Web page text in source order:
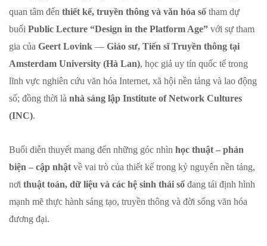
quan tâm đến thiết kế, truyền thông và văn hóa số tham dự
buổi Public Lecture “Design in the Platform Age” với sự tham
gia của Geert Lovink — Giáo sư, Tiến sĩ Truyền thông tại
Amsterdam University (Hà Lan), học giả uy tín quốc tế trong
lĩnh vực nghiên cứu văn hóa Internet, xã hội nền tảng và lao động
số; đồng thời là nhà sáng lập Institute of Network Cultures
(INC).
Buổi diễn thuyết mang đến những góc nhìn học thuật – phản
biện – cập nhật về vai trò của thiết kế trong kỷ nguyên nền tảng,
nơi thuật toán, dữ liệu và các hệ sinh thái số đang tái định hình
mạnh mẽ thực hành sáng tạo, truyền thông và đời sống văn hóa
đương đại.